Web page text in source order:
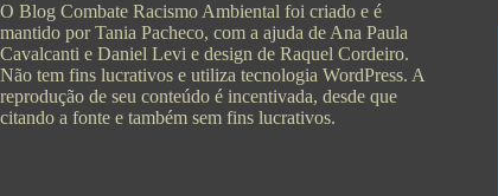
O Blog Combate Racismo Ambiental foi criado e é
mantido por Tania Pacheco, com a ajuda de Ana Paula
Cavalcanti e Daniel Levi e design de Raquel Cordeiro.
Não tem fins lucrativos e utiliza tecnologia WordPress. A
reprodução de seu conteúdo é incentivada, desde que
citando a fonte e também sem fins lucrativos.